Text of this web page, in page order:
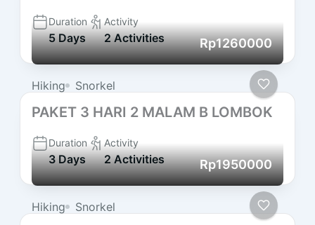
Duration
5 Days
Activity
2 Activities Rp1260000
Hiking Snorkel
PAKET 3 HARI 2 MALAM B LOMBOK
Duration
3 Days
Activity
2 Activities Rp1950000
Hiking Snorkel